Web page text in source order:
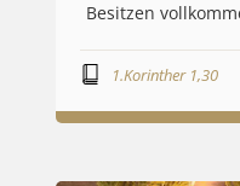
Besitzen
1.Korinther 1,30